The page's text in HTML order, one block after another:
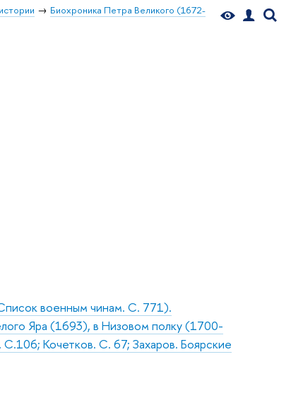
Биохроника Петра Великого (1672-
военным чинам. С. 771).
Яра (1693), в Низовом полку (1700-
Кочетков. С. 67; Захаров. Боярские